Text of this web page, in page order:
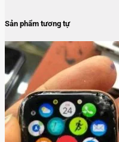
Sản phẩm tương tự